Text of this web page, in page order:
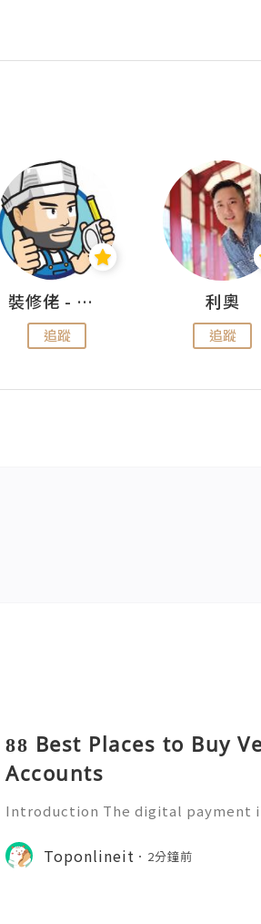
裝修佬 - 香港一站式網上裝修平台
追蹤
利奧
追蹤
88 Best Places to Buy
Accounts
Introduction The digital payment
yday life. People now use mobile
ending money, receivin
Toponlineit 2分鐘前